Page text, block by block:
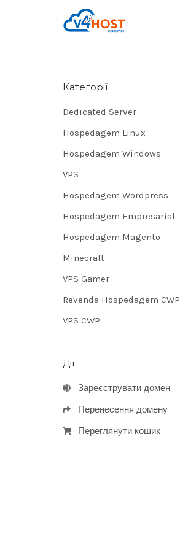
Категорії
Dedicated Server
Hospedagem Linux
Hospedagem Windows
VPS
Hospedagem Wordpress
Hospedagem Empresarial
Hospedagem Magento
Minecraft
VPS Gamer
Revenda Hospedagem CWP
VPS CWP
Дії
Зареєструвати домен
Перенесення домену
Переглянути кошик